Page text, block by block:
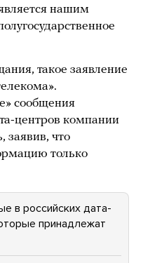
нашим
такое заявление
сообщения
центров компании
заявив, что
только
в российских дата-
принадлежат